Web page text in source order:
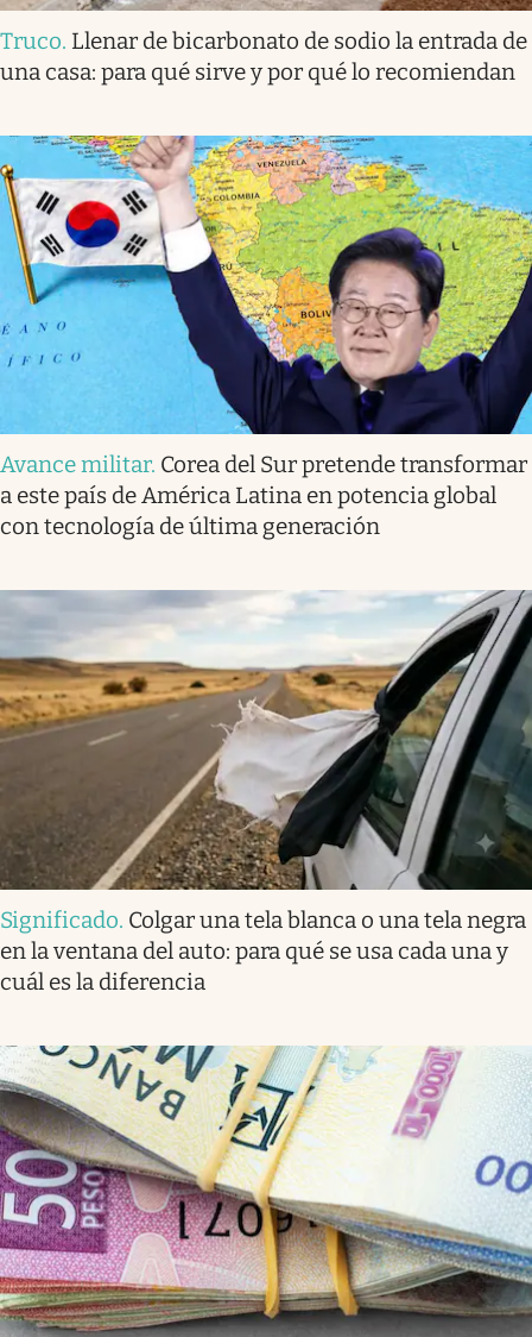
Truco. Llenar de bicarbonato de sodio la entrada de
una casa: para qué sirve y por qué lo recomiendan
Avance militar. Corea del Sur pretende transformar
a este país de América Latina en potencia global
con tecnología de última generación
Significado. Colgar una tela blanca o una tela negra
en la ventana del auto: para qué se usa cada una y
cuál es la diferencia